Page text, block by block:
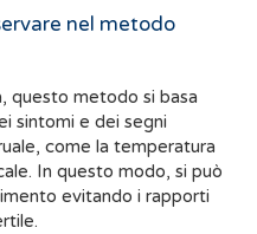
nel metodo
questo metodo si basa
sintomi e dei segni
come la temperatura
In questo modo, si può
evitando i rapporti